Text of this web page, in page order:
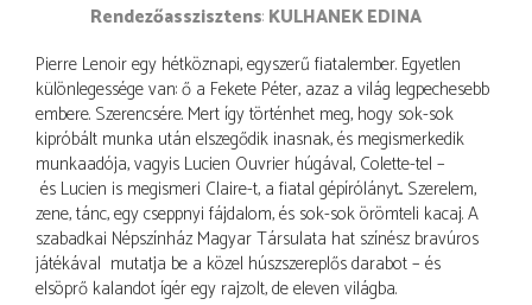
rendezőasszisztens KULHANEK EDINA
Pierre Lenoir egy hétköznapi, egyszerű fiatalember. Egyetlen
különlegessége van: ő a Fekete Péter, azaz a világ legpechesebb
embere. Szerencsére. Mert így történhet meg, hogy sok-sok
kipróbált munka után elszegődik inasnak, és megismerkedik
munkaadója, vagyis Lucien Ouvrier húgával, Colette-tel –
és Lucien is megismeri Claire-t, a fiatal gépírólányt... Szerelem,
zene, tánc, egy cseppnyi fájdalom, és sok-sok örömteli kacaj. A
szabadkai Népszínház Magyar Társulata hat színész bravúros
játékával mutatja be a közel húszszereplős darabot – és
elsöprő kalandot ígér egy rajzolt, de eleven világba.